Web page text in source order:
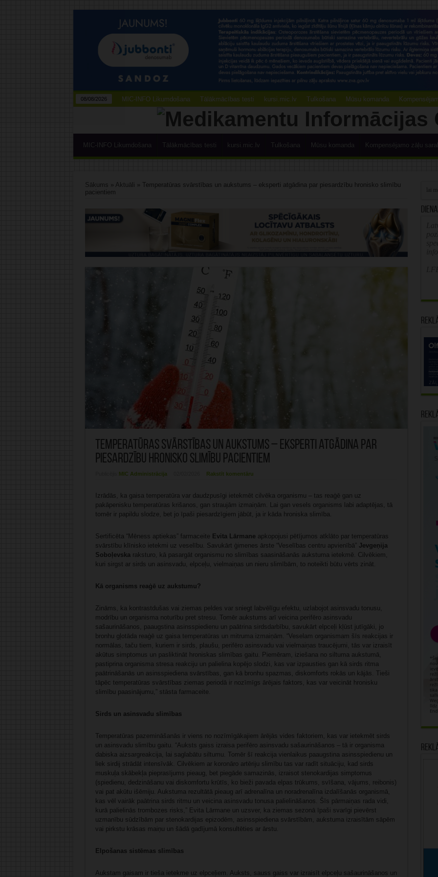
08/08/2026 MIC-INFO Likumdošana Tālākmācības testi kursi.mic.lv Tulkošana Mūsu komanda
MIC-INFO Likumdošana Tālākmācības testi kursi.mic.lv Tulkošana Mūsu komanda Kompensējamo zāļu
Sākums » Aktuāli » Temperatūras svārstības un aukstums – eksperti atgādina par piesardzību hronisko slimību
pacientiem
Temperatūras svārstības un aukstums – eksperti atgādina par
piesardzību hronisko slimību pacientiem
MIC Administrācija Rakstīt komentāru
Izrādās, ka gaisa temperatūra var daudzpusīgi ietekmēt cilvēka organismu – tas reaģē gan uz
pakāpenisku temperatūras krišanos, gan straujām izmaiņām. Lai gan vesels organisms labi adaptējas, tā
tomēr ir papildu slodze, bet jo īpaši piesardzīgiem jābūt, ja ir kāda hroniska slimība.
Sertificēta “Mēness aptiekas” farmaceite Evita Lārmane apkopojusi pētījumos atklāto par temperatūras
svārstību klīnisko ietekmi uz veselību. Savukārt ģimenes ārste “Veselības centru apvienībā” Jevgeņija
Soboļevskaraksturo, kā pasargāt organismu no slimības saasināšanās aukstuma ietekmē. Cilvēkiem,
kuri sirgst ar sirds un asinsvadu, elpceļu, vielmaiņas un nieru slimībām, to noteikti būtu vērts zināt.
Kā organisms reaģē uz aukstumu?
Zināms, ka kontrastdušas vai ziemas peldes var sniegt labvēlīgu efektu, uzlabojot asinsvadu tonusu,
modrību un organisma noturību pret stresu. Tomēr aukstums arī veicina perifēro asinsvadu
sašaurināšanos, paaugstina asinsspiedienu un paātrina sirdsdarbību, savukārt elpceļi kļūst jutīgāki, jo
bronhu gļotāda reaģē uz gaisa temperatūras un mitruma izmaiņām. “Veselam organismam šīs reakcijas ir
normālas, taču tiem, kuriem ir sirds, plaušu, perifēro asinsvadu vai vielmaiņas traucējumi, tās var izraisīt
akūtus simptomus un pasliktināt hroniskas slimības gaitu. Piemēram, iziešana no siltuma aukstumā,
pastiprina organisma stresa reakciju un palielina kopējo slodzi, kas var izpausties gan kā sirds ritma
paātrināšanās un asinsspiediena svārstības, gan kā bronhu spazmas, diskomforts rokās un kājās. Tieši
tāpēc temperatūras svārstības ziemas periodā ir nozīmīgs ārējais faktors, kas var veicināt hronisku
slimību paasinājumu,” stāsta farmaceite.
Sirds un asinsvadu slimības
Temperatūras pazemināšanās ir viens no nozīmīgākajiem ārējās vides faktoriem, kas var ietekmēt sirds
un asinsvadu slimību gaitu. “Auksts gaiss izraisa perifēro asinsvadu sašaurināšanos – tā ir organisma
dabiska aizsargreakcija, lai saglabātu siltumu. Tomēr šī reakcija vienlaikus paaugstina asinsspiedienu un
liek sirdij strādāt intensīvāk. Cilvēkiem ar koronāro artēriju slimību tas var radīt situāciju, kad sirds
muskuļa skābekļa pieprasījums pieaug, bet piegāde samazinās, izraisot stenokardijas simptomus
(spiedienu, dedzināšanu vai diskomfortu krūtīs, ko bieži pavada elpas trūkums, svīšana, vājums, reibonis)
vai pat akūtu išēmiju. Aukstuma rezultātā pieaug arī adrenalīna un noradrenalīna izdalīšanās organismā,
kas vēl vairāk paātrina sirds ritmu un veicina asinsvadu tonusa palielināšanos. Šīs pārmaiņas rada vidi,
kurā palielinās trombozes risks,” Evita Lārmane un uzsver, ka ziemas sezonā īpaši svarīgi pievērst
uzmanību sūdzībām par stenokardijas epizodēm, asinsspiediena svārstībām, aukstuma izraisītām sāpēm
vai pirkstu krāsas maiņu un šādā gadījumā konsultēties ar ārstu.
Elpošanas sistēmas slimības
Aukstam gaisam ir tieša ietekme uz elpceļiem. Auksts, sauss gaiss var izraisīt elpceļu sašaurināšanos un